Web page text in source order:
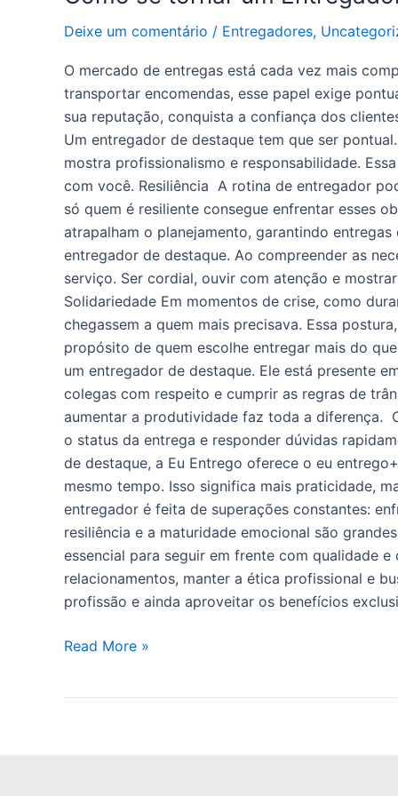
Deixe um comentário / Entregadores,
O mercado de entregas está cada vez mais
transportar encomendas, esse papel exige
sua reputação, conquista a confiança dos
Um entregador de destaque tem que ser
mostra profissionalismo e responsabilidade.
com você. Resiliência A rotina de entregador
só quem é resiliente consegue enfrentar esses
atrapalham o planejamento, garantindo
entregador de destaque. Ao compreender as
serviço. Ser cordial, ouvir com atenção e
Solidariedade Em momentos de crise, como
chegassem a quem mais precisava. Essa
propósito de quem escolhe entregar mais do
um entregador de destaque. Ele está presente
colegas com respeito e cumprir as regras de
aumentar a produtividade faz toda a diferença.
o status da entrega e responder dúvidas
de destaque, a Eu Entrego oferece o eu
mesmo tempo. Isso significa mais praticidade,
entregador é feita de superações constantes:
resiliência e a maturidade emocional são
essencial para seguir em frente com qualidade
relacionamentos, manter a ética profissional e
profissão e ainda aproveitar os benefícios
Read More »